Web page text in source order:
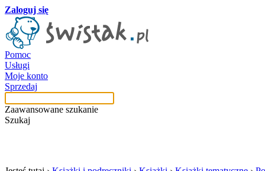
Zaloguj się
Pomoc
Usługi
Moje konto
Sprzedaj
Zaawansowane szukanie
Szukaj